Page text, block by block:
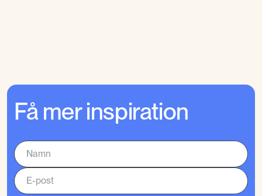
Få mer inspiration